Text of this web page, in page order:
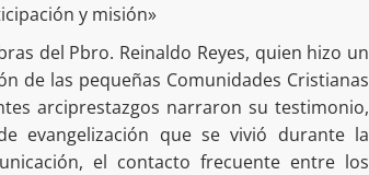
y misión»
del Pbro. Reinaldo Reyes, quien hizo un
de las pequeñas Comunidades Cristianas
arciprestazgos narraron su testimonio,
evangelización que se vivió durante la
el contacto frecuente entre los